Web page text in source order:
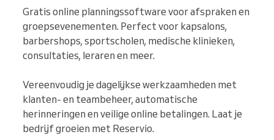
Gratis online planningssoftware voor afspraken en
groepsevenementen. Perfect voor kapsalons,
barbershops, sportscholen, medische klinieken,
consultaties, leraren en meer.
Vereenvoudig je dagelijkse werkzaamheden met
klanten- en teambeheer, automatische
herinneringen en veilige online betalingen. Laat je
bedrijf groeien met Reservio.